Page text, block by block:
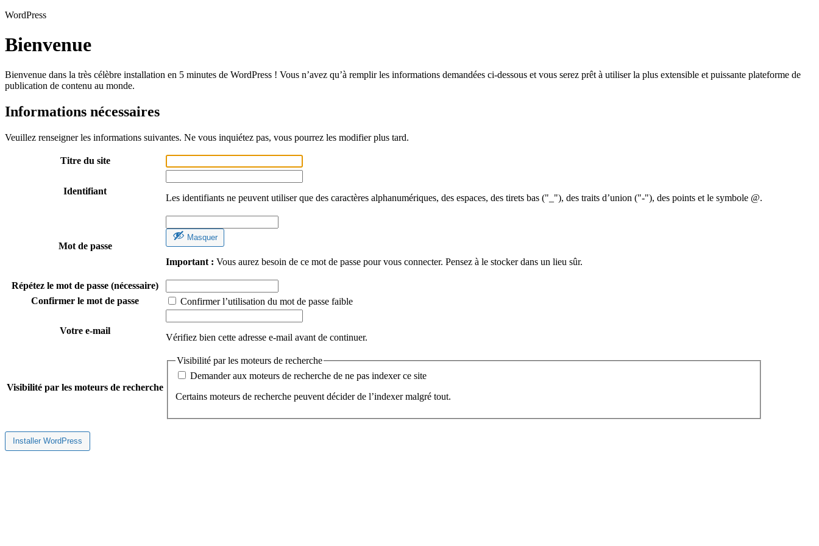
WordPress
Bienvenue
Bienvenue dans la très célèbre installation en 5 minutes de WordPress ! Vous n’avez qu’à remplir les informations demandées ci-dessous et vous serez prêt à utiliser la plus extensible et puissante plateforme de
publication de contenu au monde.
Informations nécessaires
Veuillez renseigner les informations suivantes. Ne vous inquiétez pas, vous pourrez les modifier plus tard.
Titre du site
Identifiant
Les identifiants ne peuvent utiliser que des caractères alphanumériques, des espaces, des tirets bas ("_"), des traits d’union ("-"), des points et le symbole @.
Mot de passe
Masquer
Important : Vous aurez besoin de ce mot de passe pour vous connecter. Pensez à le stocker dans un lieu sûr.
Répétez le mot de passe (nécessaire)
Confirmer le mot de passe
Confirmer l’utilisation du mot de passe faible
Votre e-mail
Vérifiez bien cette adresse e-mail avant de continuer.
Visibilité par les moteurs de recherche
Visibilité par les moteurs de recherche
Demander aux moteurs de recherche de ne pas indexer ce site
Certains moteurs de recherche peuvent décider de l’indexer malgré tout.